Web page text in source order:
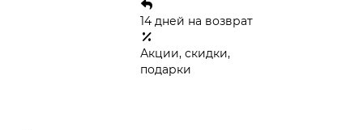
14 дней на возврат
Акции, скидки,
подарки